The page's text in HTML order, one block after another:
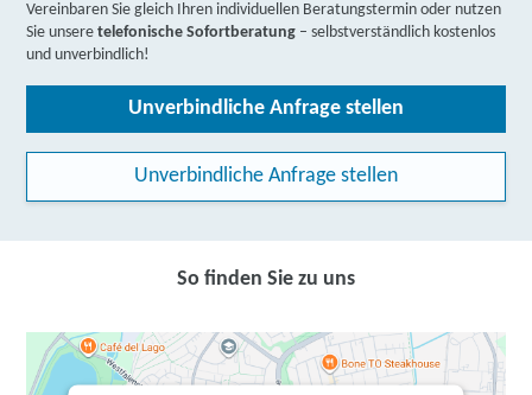
Vereinbaren Sie gleich Ihren individuellen Beratungstermin oder nutzen
Sie unseretelefonische Sofortberatung – selbstverständlich kostenlos
und unverbindlich!
Unverbindliche Anfrage stellen
Unverbindliche Anfrage stellen
So finden Sie zu uns